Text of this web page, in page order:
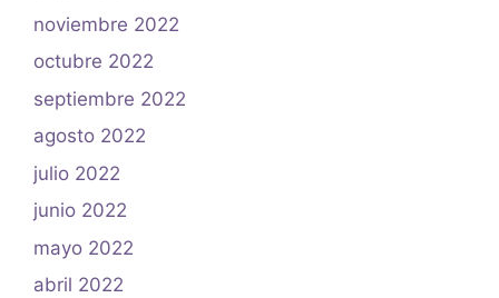
noviembre 2022
octubre 2022
septiembre 2022
agosto 2022
julio 2022
junio 2022
mayo 2022
abril 2022